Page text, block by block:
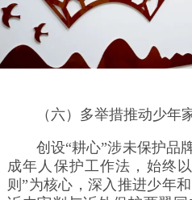
（六）多举措推动少年
创设“耕心”涉未保护品
成年人保护工作法，始终
则”为核心，深入推进少年